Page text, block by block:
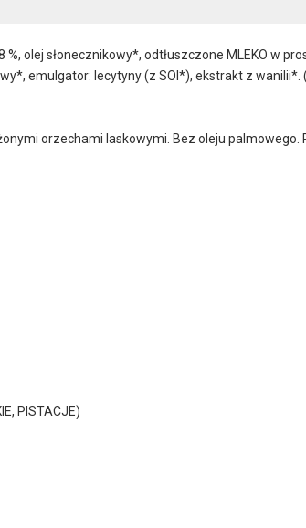
%, olej słonecznikowy*, odtłuszczone MLEKO w
emulgator: lecytyny (z SOI*), ekstrakt z
orzechami laskowymi. Bez oleju
PISTACJE)